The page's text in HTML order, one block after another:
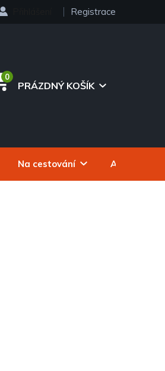
Registrace
PRÁZDNÝ KOŠÍK
Na cestování